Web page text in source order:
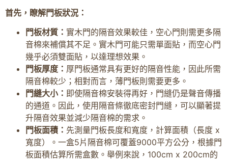
首先，瞭解門板狀況：
門板材質： 實木門的隔音效果較佳，空心門則需更多隔
音棉來補償其不足。實木門可能只需單面貼，而空心門
幾乎必須雙面貼，以達理想效果。
門板厚度： 厚門板通常具有更好的隔音性能，因此所需
隔音棉較少；相對而言，薄門板則需要更多。
門縫大小： 即使隔音棉安裝得再好，門縫仍是聲音傳播
的通道。因此，使用隔音條徹底密封門縫，可以顯著提
升隔音效果並減少隔音棉的需求。
門板面積： 先測量門板長度和寬度，計算面積（長度 x
寬度）。一盒5片隔音棉可覆蓋9000平方公分，根據門
板面積估算所需盒數。舉例來說，100cm x 200cm的